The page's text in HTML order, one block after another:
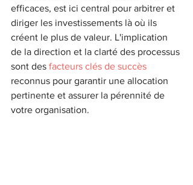
efficaces, est ici central pour arbitrer et
diriger les investissements là où ils
créent le plus de valeur. L'implication
de la direction et la clarté des processus
sont des facteurs clés de succès
reconnus pour garantir une allocation
pertinente et assurer la pérennité de
votre organisation.